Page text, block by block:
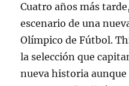
Cuatro años más
escenario de una
Olímpico de Fútbol.
la selección que
nueva historia